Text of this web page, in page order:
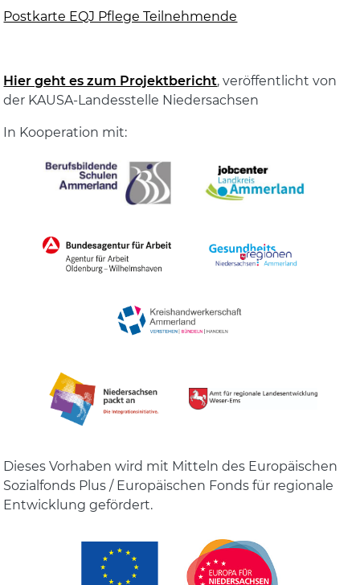
Postkarte EQJ Pflege Teilnehmende
Hier geht es zum Projektbericht, veröffentlicht von
der KAUSA-Landesstelle Niedersachsen
In Kooperation mit:
Dieses Vorhaben wird mit Mitteln des Europäischen
Sozialfonds Plus / Europäischen Fonds für regionale
Entwicklung gefördert.